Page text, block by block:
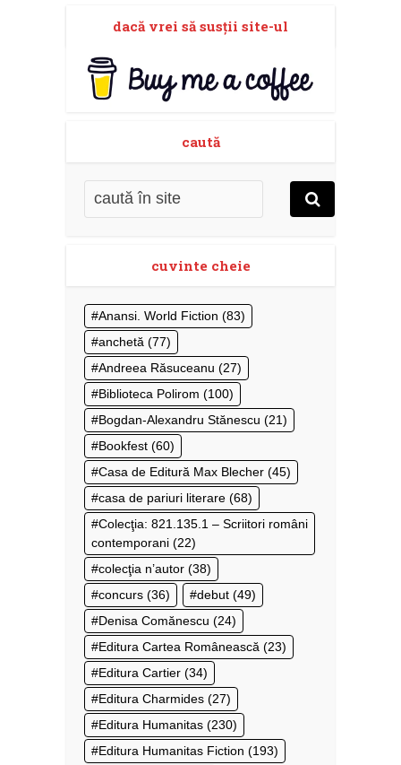
dacă vrei să susţii site-ul
caută
cuvinte cheie
Anansi. World Fiction (83)
anchetă (77)
Andreea Răsuceanu (27)
Biblioteca Polirom (100)
Bogdan-Alexandru Stănescu (21)
Bookfest (60)
Casa de Editură Max Blecher (45)
casa de pariuri literare (68)
Colecţia: 821.135.1 – Scriitori români
contemporani (22)
colecţia n’autor (38)
concurs (36) debut (49)
Denisa Comănescu (24)
Editura Cartea Românească (23)
Editura Cartier (34)
Editura Charmides (27)
Editura Humanitas (230)
Editura Humanitas Fiction (193)